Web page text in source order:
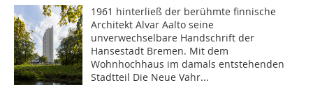
1961 hinterließ der berühmte finnische
Architekt Alvar Aalto seine
unverwechselbare Handschrift der
Hansestadt Bremen. Mit dem
Wohnhochhaus im damals entstehenden
Stadtteil Die Neue Vahr...